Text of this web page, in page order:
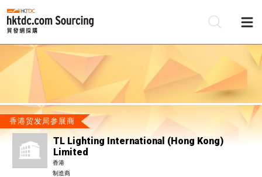
香港贸发局参展商
TL Lighting International (Hong Kong)
Limited
香港
制造商